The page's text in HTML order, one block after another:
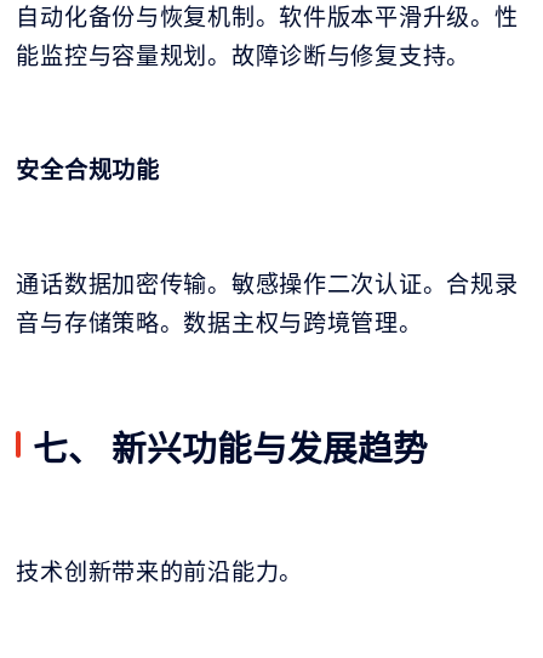
自动化备份与恢复机制。软件版本平滑升级。性
能监控与容量规划。故障诊断与修复支持。
安全合规功能
通话数据加密传输。敏感操作二次认证。合规录
音与存储策略。数据主权与跨境管理。
七、 新兴功能与发展趋势
技术创新带来的前沿能力。